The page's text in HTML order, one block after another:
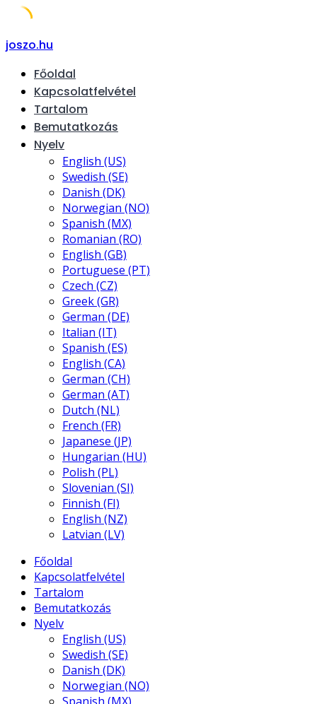
Skip
content
joszo.hu
Főoldal
Kapcsolatfelvétel
Tartalom
Bemutatkozás
Nyelv
English (US)
Swedish (SE)
Danish (DK)
Norwegian (NO)
Spanish (MX)
Romanian (RO)
English (GB)
Portuguese (PT)
Czech (CZ)
Greek (GR)
German (DE)
Italian (IT)
Spanish (ES)
English (CA)
German (CH)
German (AT)
Dutch (NL)
French (FR)
Japanese (JP)
Hungarian (HU)
Polish (PL)
Slovenian (SI)
Finnish (FI)
English (NZ)
Latvian (LV)
Főoldal
Kapcsolatfelvétel
Tartalom
Bemutatkozás
Nyelv
English (US)
Swedish (SE)
Danish (DK)
Norwegian (NO)